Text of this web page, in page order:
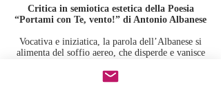
Critica in semiotica estetica della Poesia
“Portami con Te, vento!” di Antonio Albanese
Vocativa e iniziatica, la parola dell’Albanese si
alimenta del soffio aereo, che disperde e vanisce
l’origine al suono selvaggio del vento,
all’emersione degli impulsi, alla perdita del